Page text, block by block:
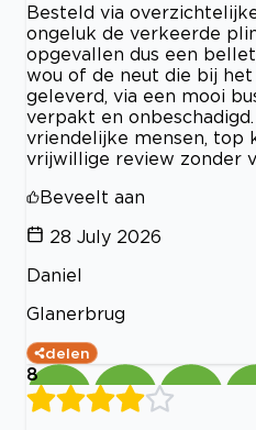
Besteld via
ongeluk de verkeerde
opgevallen dus een
wou of de neut die bij
geleverd, via een mooi
verpakt en onbeschadigd.
vriendelijke mensen, top
vrijwillige review zonder
Beveelt aan
28 July 2026
Daniel
Glanerbrug
delen
8